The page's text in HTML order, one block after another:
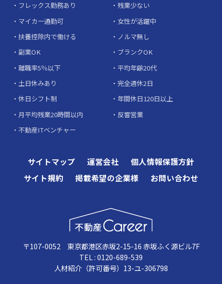
フレックス勤務あり
残業少ない
マイカー通勤可
女性が活躍中
扶養控除内で働ける
ノルマ無し
副業OK
ブランクOK
離職率5％以下
平均年齢20代
土日休みあり
完全週休2日
休日シフト制
年間休日120日以上
月平均残業20時間以内
反響営業
不動産ITベンチャー
サイトマップ 運営会社
個人情報保護方針
サイト規約
掲載希望の企業様 お問い合わせ
〒107-0052 東京都港区赤坂2-15-16 赤坂ふく源ビル7F
TEL : 0120-689-539
人材紹介（許可番号）13-ユ-306798